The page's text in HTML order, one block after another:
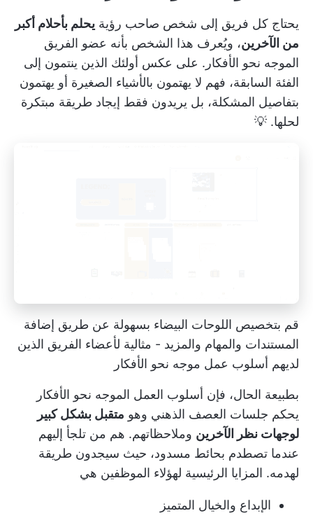
يحتاج كل فريق إلى شخص صاحب رؤية يحلم بأحلام أكبر
من الآخرين، ويُعرف هذا الشخص بأنه عضو الفريق
الموجه نحو الأفكار. على عكس أولئك الذين ينتمون إلى
الفئة السابقة، فهم لا يهتمون بالأشياء الصغيرة أو يهتمون
بتفاصيل المشكلة، بل يريدون فقط إيجاد طريقة مبتكرة
لحلها. 💡
قم بتخصيص اللوحات البيضاء بسهولة عن طريق إضافة
المستندات والمهام والمزيد - مثالية لأعضاء الفريق الذين
لديهم أسلوب عمل موجه نحو الأفكار
بطبيعة الحال، فإن أسلوب العمل الموجه نحو الأفكار
يحكم جلسات العصف الذهني وهو متقبل بشكل كبير
لوجهات نظر الآخرين وملاحظاتهم. هم من تلجأ إليهم
عندما تصطدم بحائط مسدود، حيث سيجدون طريقة
لهدمه. المزايا الرئيسية لهؤلاء الموظفين هي
الإبداع والخيال المتميز